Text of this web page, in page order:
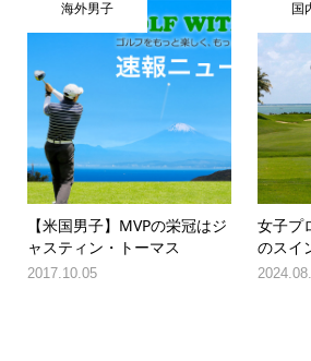
海外男子
【米国男子】MVPの栄冠はジ
ャスティン・トーマス
2017.10.05
国
女子プ
のスイ